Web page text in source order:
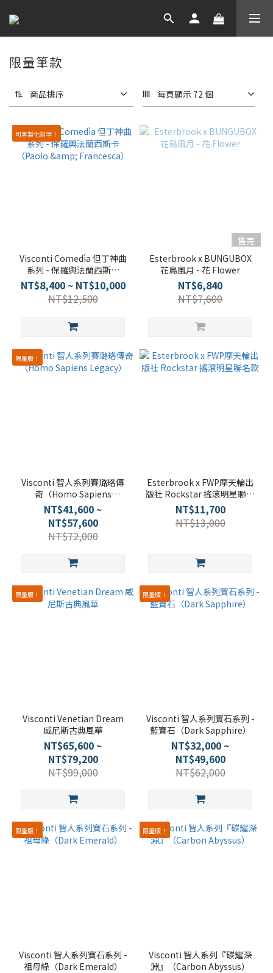
限量筆款
商品排序 每頁顯示 72 個
可客製化刻字！
Visconti Comedìa 但丁神曲
系列 - 保羅與法蘭西斯卡
（Paolo & Francesca）
NT$8,400 ~ NT$10,000
NT$12,500
售完
Esterbrook x BUNGUBOX
花鳥風月 - 花 Flower
NT$6,840
NT$7,600
限量版！
Visconti 智人系列賽璐珞傳
奇（Homo Sapiens
Legacy）
NT$41,600 ~
NT$57,600
NT$72,000
Esterbrook x FWP摩天輪出
版社 Rockstar 搖滾明星聯名
款
NT$11,700
NT$13,000
限量版！
Visconti Venetian Dream
威尼斯古典風華
NT$65,600 ~
NT$79,200
NT$99,000
限量版！
Visconti 智人系列寶石系列 -
藍寶石（Dark Sapphire）
NT$32,000 ~
NT$49,600
NT$62,000
限量版！
Visconti 智人系列寶石系列 -
祖母綠（Dark Emerald）
限量版！
Visconti 智人系列『碳耀深
淵』（Carbon Abyssus）